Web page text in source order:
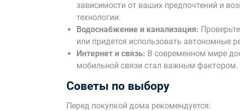
зависимости от ваших предпочтений и
технологии.
Водоснабжение и канализация:
или придется использовать автономные
Интернет и связь: В современном мире
мобильной связи стал важным фактором.
Советы по выбору
Перед покупкой дома рекомендуется: